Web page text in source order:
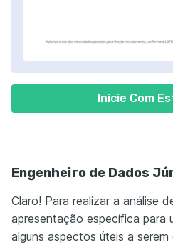
Inicie Com
Engenheiro de Dados
Claro! Para realizar a análise
apresentação específica para
alguns aspectos úteis a